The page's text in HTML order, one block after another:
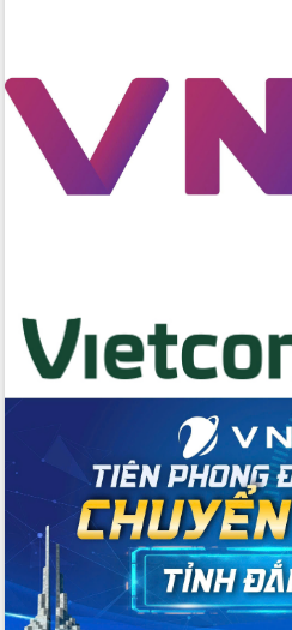
2026
Đẩy mạnh cải cách hành chính, quyết
tâm đạt được mục tiêu tăng trưởng
hai con số trong năm 2026
Tổ chức trang trọng Lễ hội Đền thờ
Bệnh án điện tử thúc đẩy chuyển đổi
số y tế tại Đắk Lắk
Chuyển đổi số thư viện: Mở rộng
không gian tri thức trong thời đại số
Đánh giá, rút kinh nghiệm công tác tổ
chức diễn tập trước ngày bầu cử
Chương trình “Gặp gỡ hữu nghị –
Friendship Meeting New Year 2026”
Bầu cử Quốc hội và HĐND: Cử tri Đắk
Lắk gửi gắm niềm tin, kỳ vọng vào lá
phiếu
Đắk Lắk sẵn sàng các điều kiện cho